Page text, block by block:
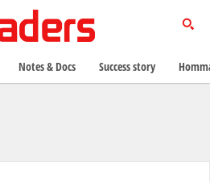
Notes & Docs Success story